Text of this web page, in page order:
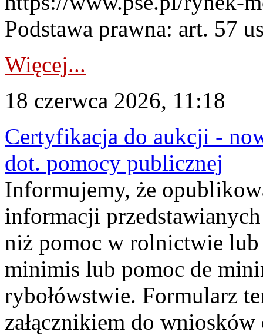
Podstawa prawna: art. 57
Więcej...
18 czerwca 2026, 11:18
Certyfikacja do aukcji -
dot. pomocy publicznej
Informujemy, że
informacji
niż pomoc w rolnictwie lub
minimis lub pomoc de
rybołówstwie. Formularz
załącznikiem do